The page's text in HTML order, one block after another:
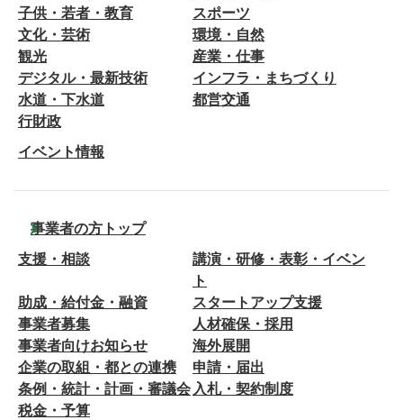
子供・若者・教育
スポーツ
文化・芸術
環境・自然
観光
産業・仕事
デジタル・最新技術
インフラ・まちづくり
水道・下水道
都営交通
行財政
イベント情報
事業者の方トップ
支援・相談
講演・研修・表彰・イベン
ト
助成・給付金・融資
スタートアップ支援
事業者募集
人材確保・採用
事業者向けお知らせ
海外展開
企業の取組・都との連携
申請・届出
条例・統計・計画・審議会 入札・契約制度
税金・予算